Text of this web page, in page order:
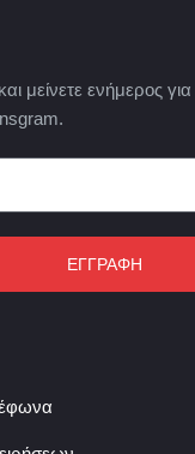
μείνετε ενήμερος
ΕΓΓΡΑΦΗ